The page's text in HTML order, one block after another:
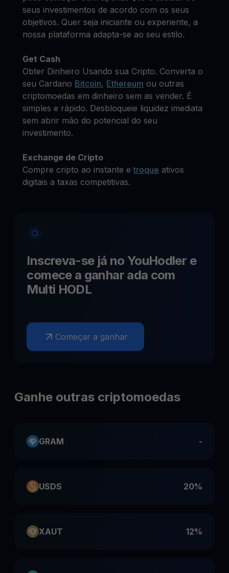
seus investimentos de acordo com os seus
objetivos. Quer seja iniciante ou experiente, a
nossa plataforma adapta-se ao seu estilo.
Get Cash
Obter Dinheiro Usando sua Cripto. Converta o
seu Cardano Bitcoin, Ethereum ou outras
criptomoedas em dinheiro sem as vender. É
simples e rápido. Desbloqueie liquidez imediata
sem abrir mão do potencial do seu
investimento.
Exchange de Cripto
Compre cripto ao instante etroque ativos
digitais a taxas competitivas.
Inscreva-se já no YouHodler e
comece a ganhar ada com
Multi HODL
Começar a ganhar
Ganhe outras criptomoedas
GRAM -
USDS 20%
XAUT 12%